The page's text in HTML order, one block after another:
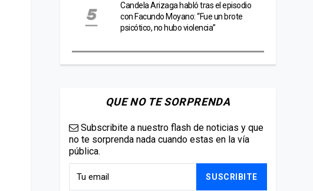
Candela Arizaga habló tras el episodio
con Facundo Moyano: “Fue un brote
psicótico, no hubo violencia”
QUE NO TE SORPRENDA
Subscribite a nuestro flash de noticias y que
no te sorprenda nada cuando estas en la vía
pública.
SUSCRIBITE